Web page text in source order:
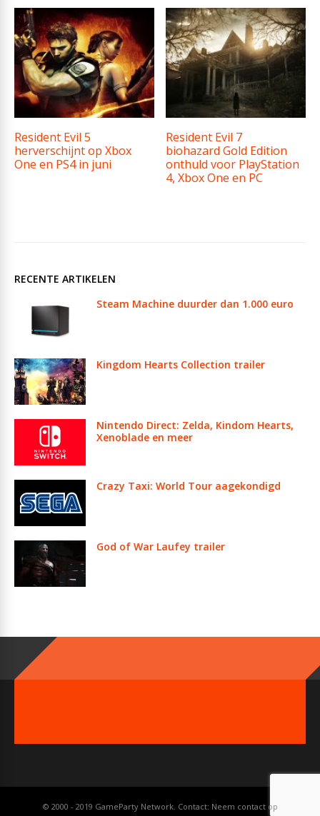
Resident Evil 5
herverschijnt op Xbox
One en PS4 in juni
Resident Evil 7
biohazard Gold Edition
onthuld voor PlayStation
4, Xbox One en PC
RECENTE ARTIKELEN
Steam Machine duurder dan 1.000 euro
Kingdom Hearts Collection trailer
Nintendo Direct: Zelda, Kindom Hearts,
Xenoblade en meer
Crazy Taxi: World Tour aagekondigd
God of War Laufey trailer
© 2000 - 2019 GameParty Network. Contact: Neem contact op